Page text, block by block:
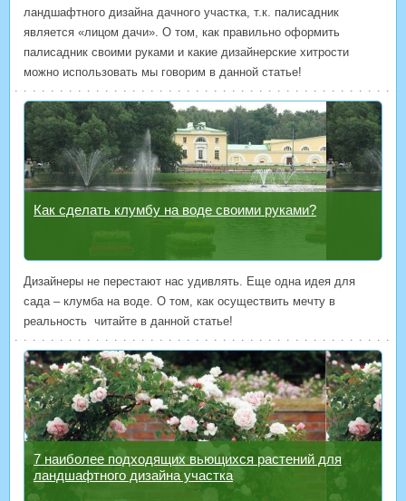
ландшафтного дизайна дачного участка, т.к. палисадник
является «лицом дачи». О том, как правильно оформить
палисадник своими руками и какие дизайнерские хитрости
можно использовать мы говорим в данной статье!
Как сделать клумбу на воде своими руками?
Дизайнеры не перестают нас удивлять. Еще одна идея для
сада – клумба на воде. О том, как осуществить мечту в
реальность читайте в данной статье!
7 наиболее подходящих вьющихся растений для
ландшафтного дизайна участка